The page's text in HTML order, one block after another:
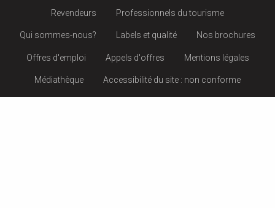
Revendeurs Professionnels du tourisme
Qui sommes-nous? Labels et qualité Nos brochures
Offres d'emploi Appels d'offres Mentions légales
Médiathèque Accessibilité du site : non conforme